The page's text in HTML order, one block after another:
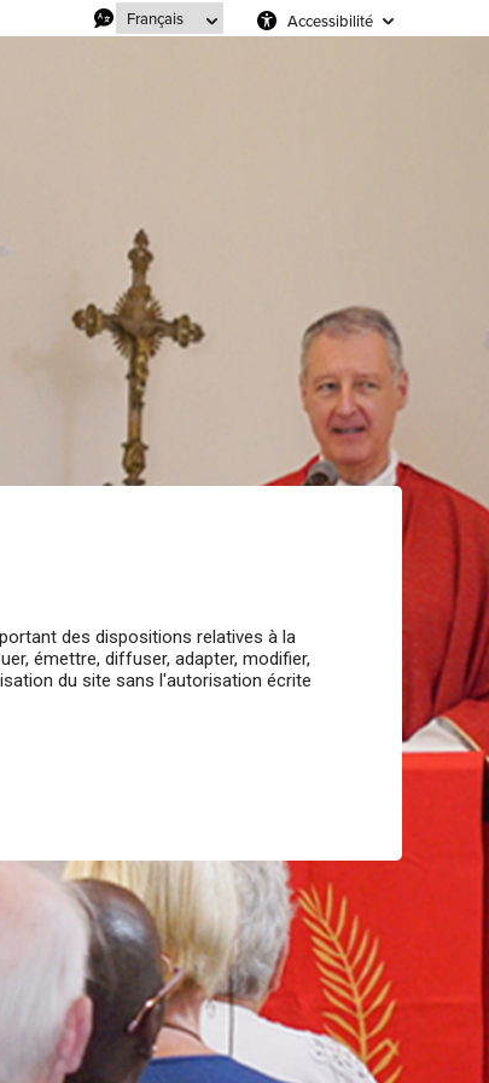
Accessibilité
des dispositions relatives à la
émettre, diffuser, adapter, modifier,
du site sans l'autorisation écrite